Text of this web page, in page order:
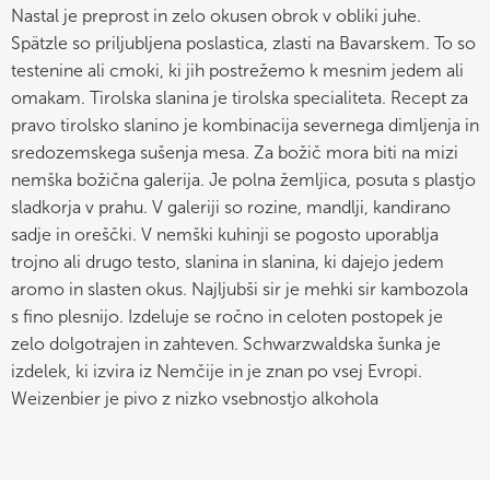
Nastal je preprost in zelo okusen obrok v obliki juhe.
Spätzle so priljubljena poslastica, zlasti na Bavarskem. To so
testenine ali cmoki, ki jih postrežemo k mesnim jedem ali
omakam. Tirolska slanina je tirolska specialiteta. Recept za
pravo tirolsko slanino je kombinacija severnega dimljenja in
sredozemskega sušenja mesa. Za božič mora biti na mizi
nemška božična galerija. Je polna žemljica, posuta s plastjo
sladkorja v prahu. V galeriji so rozine, mandlji, kandirano
sadje in oreščki. V nemški kuhinji se pogosto uporablja
trojno ali drugo testo, slanina in slanina, ki dajejo jedem
aromo in slasten okus. Najljubši sir je mehki sir kambozola
s fino plesnijo. Izdeluje se ročno in celoten postopek je
zelo dolgotrajen in zahteven. Schwarzwaldska šunka je
izdelek, ki izvira iz Nemčije in je znan po vsej Evropi.
Weizenbier je pivo z nizko vsebnostjo alkohola